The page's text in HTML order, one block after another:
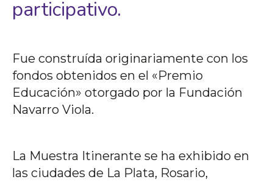
participativo.
Fue construída originariamente con los
fondos obtenidos en el «Premio
Educación» otorgado por la Fundación
Navarro Viola.
La Muestra Itinerante se ha exhibido en
las ciudades de La Plata, Rosario,